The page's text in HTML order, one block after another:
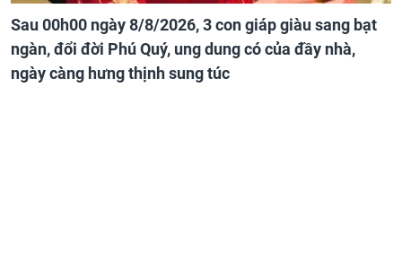
Sau 00h00 ngày 8/8/2026, 3 con giáp giàu sang bạt
ngàn, đổi đời Phú Quý, ung dung có của đầy nhà,
ngày càng hưng thịnh sung túc